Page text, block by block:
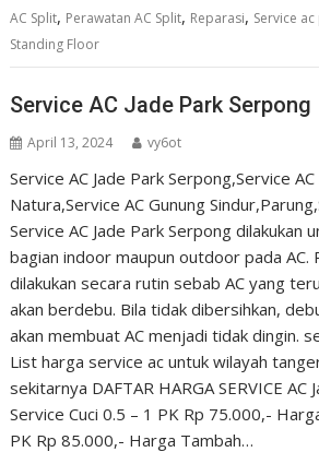
AC Split, Perawatan AC Split, Reparasi, Service
Standing Floor
Service AC Jade Park Serpong
April 13, 2024 vy6ot
Service AC Jade Park Serpong,Service
Natura,Service AC Gunung
Service AC Jade Park Serpong dilakukan
bagian indoor maupun outdoor pada AC.
dilakukan secara rutin sebab AC yang
akan berdebu. Bila tidak dibersihkan,
akan membuat AC menjadi tidak dingin.
List harga service ac untuk wilayah
sekitarnya DAFTAR HARGA SERVICE AC
Service Cuci 0.5 – 1 PK Rp 75.000,-
PK Rp 85.000,- Harga Tambah…